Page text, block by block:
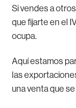
Si vendes a
que fijarte en el
ocupa.
Aquí estamos
las
una venta que